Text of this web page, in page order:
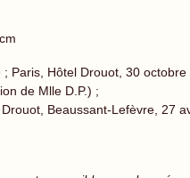
Paris, Hôtel Drouot, 30
de Mlle D.P.) ;
Beaussant-Lefèvre, 27